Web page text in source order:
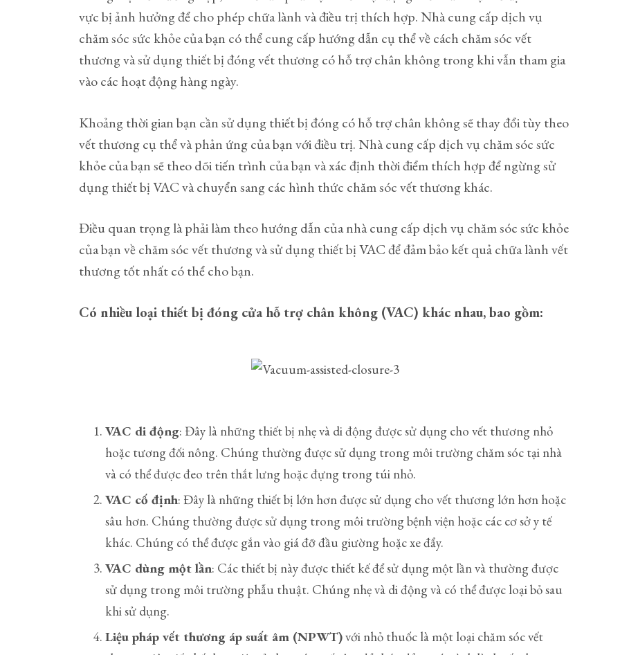
vực bị ảnh hưởng để cho phép chữa lành và điều trị thích hợp. Nhà cung cấp dịch vụ
chăm sóc sức khỏe của bạn có thể cung cấp hướng dẫn cụ thể về cách chăm sóc vết
thương và sử dụng thiết bị đóng vết thương có hỗ trợ chân không trong khi vẫn tham gia
vào các hoạt động hàng ngày.
Khoảng thời gian bạn cần sử dụng thiết bị đóng có hỗ trợ chân không sẽ thay đổi tùy theo
vết thương cụ thể và phản ứng của bạn với điều trị. Nhà cung cấp dịch vụ chăm sóc sức
khỏe của bạn sẽ theo dõi tiến trình của bạn và xác định thời điểm thích hợp để ngừng sử
dụng thiết bị VAC và chuyển sang các hình thức chăm sóc vết thương khác.
Điều quan trọng là phải làm theo hướng dẫn của nhà cung cấp dịch vụ chăm sóc sức khỏe
của bạn về chăm sóc vết thương và sử dụng thiết bị VAC để đảm bảo kết quả chữa lành vết
thương tốt nhất có thể cho bạn.
Có nhiều loại thiết bị đóng cửa hỗ trợ chân không (VAC) khác nhau, bao gồm:
VAC di động: Đây là những thiết bị nhẹ và di động được sử dụng cho vết thương nhỏ
hoặc tương đối nông. Chúng thường được sử dụng trong môi trường chăm sóc tại nhà
và có thể được đeo trên thắt lưng hoặc đựng trong túi nhỏ.
VAC cố định: Đây là những thiết bị lớn hơn được sử dụng cho vết thương lớn hơn hoặc
sâu hơn. Chúng thường được sử dụng trong môi trường bệnh viện hoặc các cơ sở y tế
khác. Chúng có thể được gắn vào giá đỡ đầu giường hoặc xe đẩy.
VAC dùng một lần: Các thiết bị này được thiết kế để sử dụng một lần và thường được
sử dụng trong môi trường phẫu thuật. Chúng nhẹ và di động và có thể được loại bỏ sau
khi sử dụng.
Liệu pháp vết thương áp suất âm (NPWT)với nhỏ thuốc là một loại chăm sóc vết